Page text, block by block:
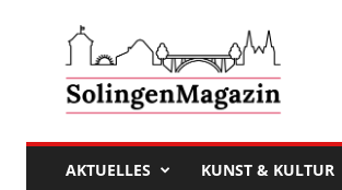
AKTUELLES KUNST & KULTUR